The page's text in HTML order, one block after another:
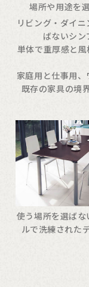
場所や用途を
リビング・ダイ
ばないシン
単体で重厚感と
家庭用と仕事用
既存の家具の境
使う場所を選ば
ルで洗練された